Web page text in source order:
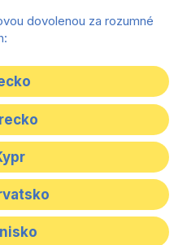
dovolenou za rozumné